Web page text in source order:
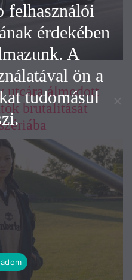
utcára álmodott
brutalitását
felhasználói
érdekében
A
ön a
tudomásul